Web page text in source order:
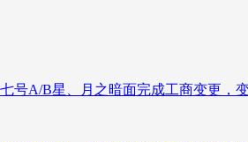
号A/B星、月之暗面完成工商变更，